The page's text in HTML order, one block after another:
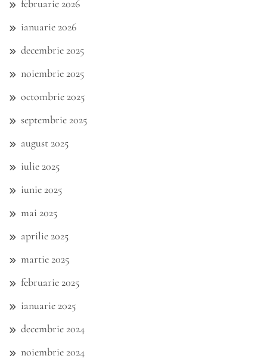
februarie 2026
ianuarie 2026
decembrie 2025
noiembrie 2025
octombrie 2025
septembrie 2025
august 2025
iulie 2025
iunie 2025
mai 2025
aprilie 2025
martie 2025
februarie 2025
ianuarie 2025
decembrie 2024
noiembrie 2024